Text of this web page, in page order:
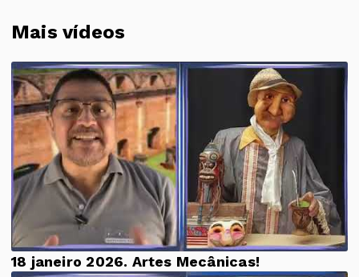
Mais vídeos
18 janeiro 2026. Artes Mecânicas!